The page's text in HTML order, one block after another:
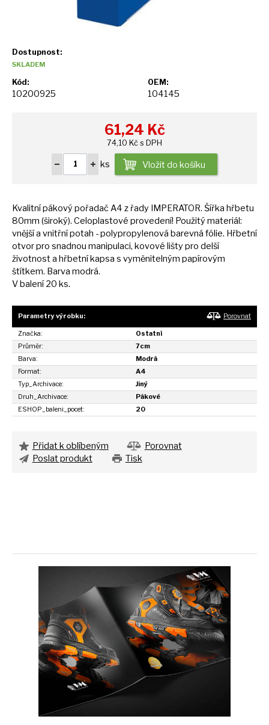
Dostupnost:
SKLADEM
Kód:
10200925
OEM:
104145
61,24 Kč
74,10 Kč s DPH
ks Vložit do košíku
Kvalitní pákový pořadačA4 z řady IMPERATOR. Šířka hřbetu
80mm (široký). Celoplastové provedení! Použitý materiál:
vnějšía vnitřní potah - polypropylenová barevná fólie. Hřbetní
otvor pro snadnou manipulaci, kovové lišty pro delší
životnosta hřbetní kapsa s vyměnitelným papírovým
štítkem. Barva modrá.
V balení20 ks.
Parametry výrobku: Porovnat
Značka:
Ostatní
Průměr:
7cm
Barva:
Modrá
Format:
A4
Typ_Archivace:
Jiný
Druh_Archivace:
Pákové
ESHOP_baleni_pocet:
20
Přidat k oblíbeným
Porovnat
Poslat produkt
Tisk